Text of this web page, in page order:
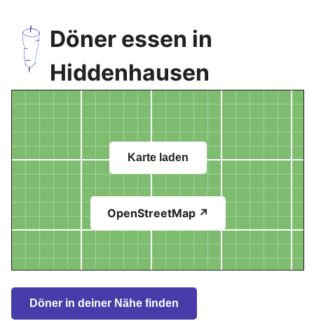
Döner essen in
Hiddenhausen
Karte laden
OpenStreetMap ↗
Döner in deiner Nähe finden